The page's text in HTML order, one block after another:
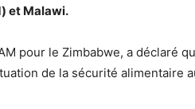
et Malawi.
pour le Zimbabwe, a déclaré
de la sécurité alimentaire